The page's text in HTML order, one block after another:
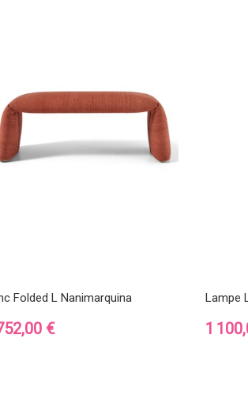
Folded L Nanimarquina
€
Lampe
Prix
1